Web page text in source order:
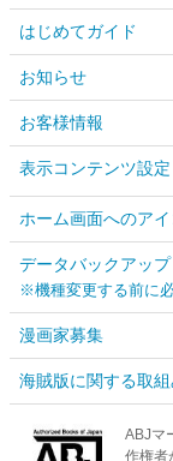
はじめてガイド
お知らせ
お客様情報
表示コンテンツ設定
ホーム画面へのア
データバックアップ
※機種変更する前に
漫画家募集
海賊版に関する取
ABJマ
作権者